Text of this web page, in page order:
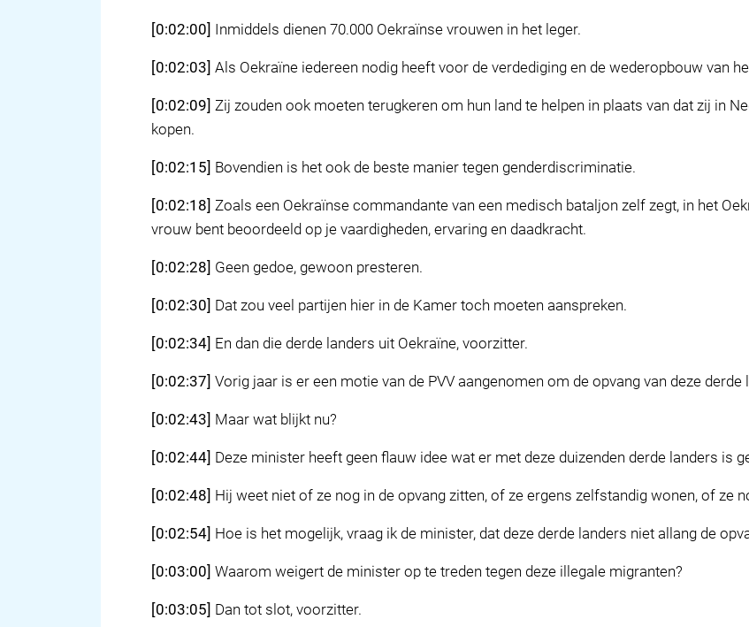
[0:02:00] Inmiddels dienen 70.000 Oekraïnse vrouwen in het leger.
[0:02:03] Als Oekraïne iedereen nodig heeft voor de verdediging en de wederopbouw van
[0:02:09] Zij zouden ook moeten terugkeren om hun land te helpen in plaats van dat zij in
kopen.
[0:02:15] Bovendien is het ook de beste manier tegen genderdiscriminatie.
[0:02:18] Zoals een Oekraïnse commandante van een medisch bataljon zelf zegt, in het
vrouw bent beoordeeld op je vaardigheden, ervaring en daadkracht.
[0:02:28] Geen gedoe, gewoon presteren.
[0:02:30] Dat zou veel partijen hier in de Kamer toch moeten aanspreken.
[0:02:34] En dan die derde landers uit Oekraïne, voorzitter.
[0:02:37] Vorig jaar is er een motie van de PVV aangenomen om de opvang van deze
[0:02:43] Maar wat blijkt nu?
[0:02:44] Deze minister heeft geen flauw idee wat er met deze duizenden derde landers is
[0:02:48] Hij weet niet of ze nog in de opvang zitten, of ze ergens zelfstandig wonen, of ze
[0:02:54] Hoe is het mogelijk, vraag ik de minister, dat deze derde landers niet allang de
[0:03:00] Waarom weigert de minister op te treden tegen deze illegale migranten?
[0:03:05] Dan tot slot, voorzitter.